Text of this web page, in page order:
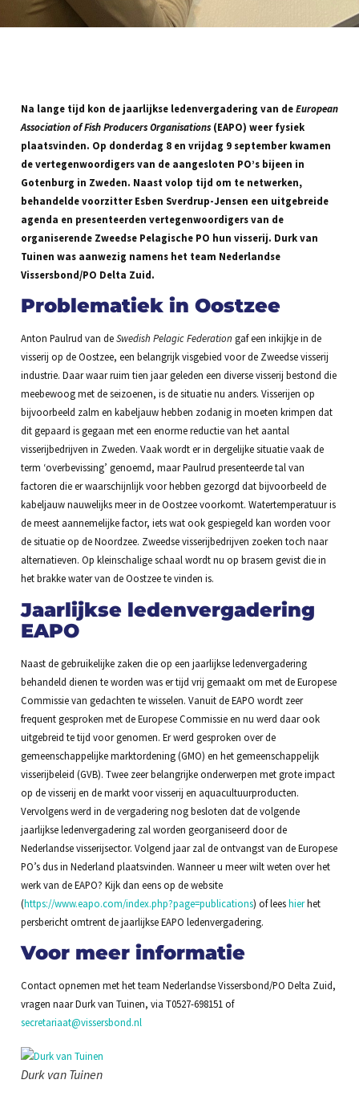
Na lange tijd kon de jaarlijkse ledenvergadering van deEuropean
Association of Fish Producers Organisations(EAPO) weer fysiek
plaatsvinden. Op donderdag 8 en vrijdag 9 september kwamen
de vertegenwoordigers van de aangesloten PO’s bijeen in
Gotenburg in Zweden. Naast volop tijd om te netwerken,
behandelde voorzitter Esben Sverdrup-Jensen een uitgebreide
agenda en presenteerden vertegenwoordigers van de
organiserende Zweedse Pelagische PO hun visserij. Durk van
Tuinen was aanwezig namens het team Nederlandse
Vissersbond/PO Delta Zuid.
Problematiek in Oostzee
Anton Paulrud van deSwedish Pelagic Federation gaf een inkijkje in de
visserij op de Oostzee, een belangrijk visgebied voor de Zweedse visserij
industrie. Daar waar ruim tien jaar geleden een diverse visserij bestond die
meebewoog met de seizoenen, is de situatie nu anders. Visserijen op
bijvoorbeeld zalm en kabeljauw hebben zodanig in moeten krimpen dat
dit gepaard is gegaan met een enorme reductie van het aantal
visserijbedrijven in Zweden. Vaak wordt er in dergelijke situatie vaak de
term ‘overbevissing’ genoemd, maar Paulrud presenteerde tal van
factoren die er waarschijnlijk voor hebben gezorgd dat bijvoorbeeld de
kabeljauw nauwelijks meer in de Oostzee voorkomt. Watertemperatuur is
de meest aannemelijke factor, iets wat ook gespiegeld kan worden voor
de situatie op de Noordzee. Zweedse visserijbedrijven zoeken toch naar
alternatieven. Op kleinschalige schaal wordt nu op brasem gevist die in
het brakke water van de Oostzee te vinden is.
Jaarlijkse ledenvergadering
EAPO
Naast de gebruikelijke zaken die op een jaarlijkse ledenvergadering
behandeld dienen te worden was er tijd vrij gemaakt om met de Europese
Commissie van gedachten te wisselen. Vanuit de EAPO wordt zeer
frequent gesproken met de Europese Commissie en nu werd daar ook
uitgebreid te tijd voor genomen. Er werd gesproken over de
gemeenschappelijke marktordening (GMO) en het gemeenschappelijk
visserijbeleid (GVB). Twee zeer belangrijke onderwerpen met grote impact
op de visserij en de markt voor visserij en aquacultuurproducten.
Vervolgens werd in de vergadering nog besloten dat de volgende
jaarlijkse ledenvergadering zal worden georganiseerd door de
Nederlandse visserijsector. Volgend jaar zal de ontvangst van de Europese
PO’s dus in Nederland plaatsvinden. Wanneer u meer wilt weten over het
werk van de EAPO? Kijk dan eens op de website
(https://www.eapo.com/index.php?page=publications) of leeshierhet
persbericht omtrent de jaarlijkse EAPO ledenvergadering.
Voor meer informatie
Contact opnemen met het team Nederlandse Vissersbond/PO Delta Zuid,
vragen naar Durk van Tuinen, via T0527-698151 of
secretariaat@vissersbond.nl
Durk van Tuinen